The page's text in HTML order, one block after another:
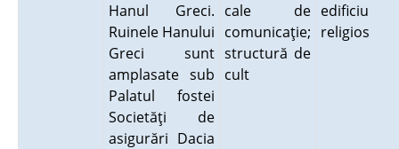
Hanul Greci.
Ruinele Hanului
Greci sunt
amplasate sub
Palatul fostei
Societăţi de
asigurări Dacia
cale de
comunicaţie;
structură de
cult
edificiu
religios